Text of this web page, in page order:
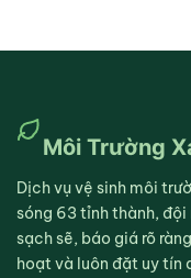
Môi Trường
Dịch vụ vệ sinh môi
sóng 63 tỉnh thành, đội
sạch sẽ, báo giá rõ
hoạt và luôn đặt uy tín